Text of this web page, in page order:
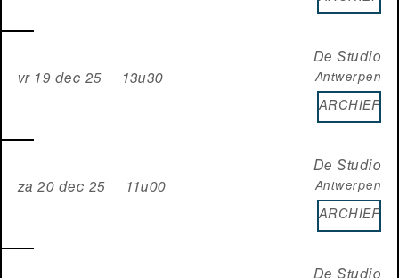
vr 19 dec 25 13u30
De Studio
Antwerpen
ARCHIEF
za 20 dec 25 11u00
De Studio
Antwerpen
ARCHIEF